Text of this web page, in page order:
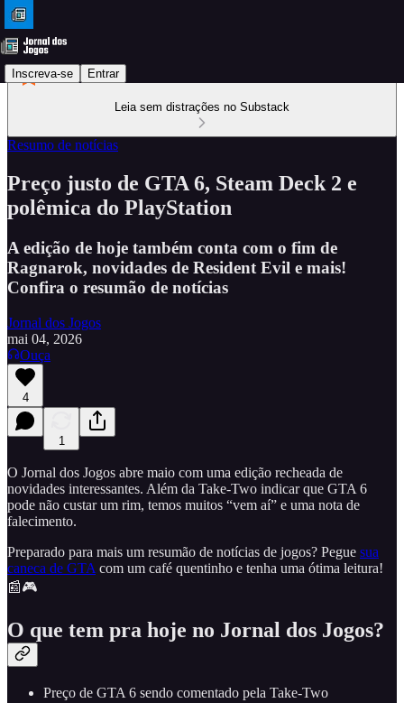
Inscreva-se Entrar
Leia sem distrações no Substack
Resumo de notícias
Preço justo de GTA 6, Steam Deck 2 e
polêmica do PlayStation
A edição de hoje também conta com o fim de
Ragnarok, novidades de Resident Evil e mais!
Confira o resumão de notícias
Jornal dos Jogos
mai 04, 2026
Ouça
4
1
O Jornal dos Jogos abre maio com uma edição recheada de
novidades interessantes. Além da Take-Two indicar que GTA 6
pode não custar um rim, temos muitos “vem aí” e uma nota de
falecimento.
Preparado para mais um resumão de notícias de jogos? Pegue sua
caneca de GTA com um café quentinho e tenha uma ótima leitura!
📰🎮
O que tem pra hoje no Jornal dos Jogos?
Preço de GTA 6 sendo comentado pela Take-Two